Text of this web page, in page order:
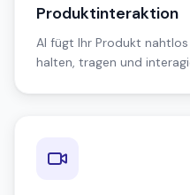
Produktinteraktion
AI fügt Ihr Produkt
halten, tragen und